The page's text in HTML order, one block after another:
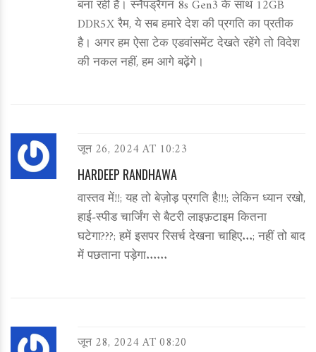
बना रही है। स्नैपड्रैगन 8s Gen3 के साथ 12GB
DDR5X रैम, ये सब हमारे देश की प्रगति का प्रतीक
है। अगर हम ऐसा टेक एडवांसमेंट देखते रहेंगे तो विदेश
की नकल नहीं, हम आगे बढ़ेंगे।
जून 26, 2024 AT 10:23
HARDEEP RANDHAWA
वास्तव में!!; यह तो बेज़ोड़ प्रगति है!!!; लेकिन ध्यान रखो,
हाई‑स्पीड चार्जिंग से बैटरी लाइफ़टाइम कितना
घटेगा???; हमें इसपर रिसर्च देखना चाहिए...; नहीं तो बाद
में पछताना पड़ेगा......
जून 28, 2024 AT 08:20